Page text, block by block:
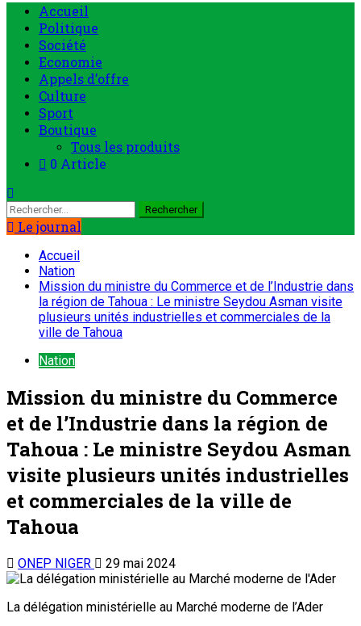
Menu
principal
Accueil
Politique
Société
Economie
Appels d’offre
Culture
Sport
Boutique
Tous les produits
0 Article
Rechercher :
Le journal
Accueil
Nation
Mission du ministre du Commerce et de l’Industrie dans
la région de Tahoua : Le ministre Seydou Asman visite
plusieurs unités industrielles et commerciales de la
ville de Tahoua
Nation
Mission du ministre du Commerce
et de l’Industrie dans la région de
Tahoua : Le ministre Seydou Asman
visite plusieurs unités industrielles
et commerciales de la ville de
Tahoua
ONEP NIGER 29 mai 2024
La délégation ministérielle au Marché moderne de l’Ader